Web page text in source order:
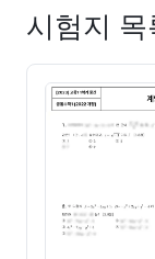
시험지 목